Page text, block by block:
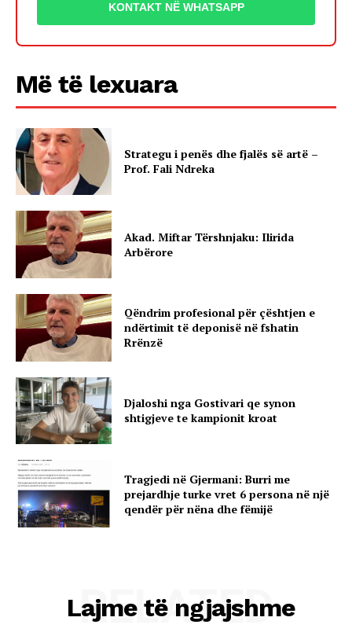
KONTAKT NË WHATSAPP
Më të lexuara
Strategu i penës dhe fjalës së artë –
Prof. Fali Ndreka
Akad. Miftar Tërshnjaku: Ilirida
Arbërore
Qëndrim profesional për çështjen e
ndërtimit të deponisë në fshatin
Rrënzë
Djaloshi nga Gostivari qe synon
shtigjeve te kampionit kroat
Tragjedi në Gjermani: Burri me
prejardhje turke vret 6 persona në një
qendër për nëna dhe fëmijë
Lajme të ngjajshme
RELATED